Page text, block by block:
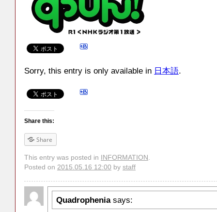
Sorry, this entry is only available in 日本語.
Share this:
Share
This entry was posted in INFORMATION
Posted on 2015.05.16 12:00 by staff
Quadrophenia says: